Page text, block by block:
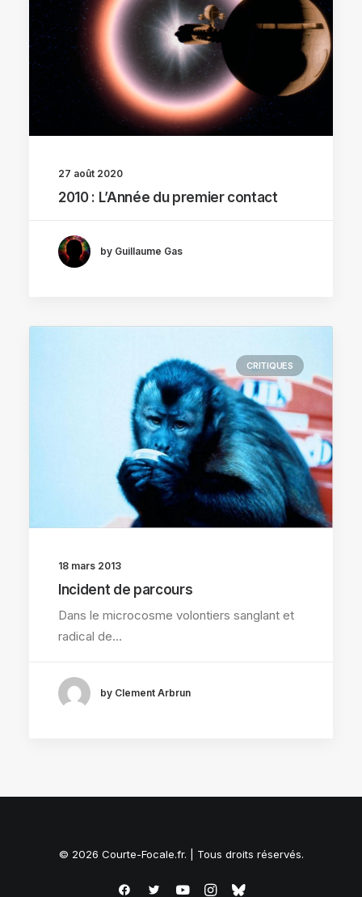
27 août 2020
2010 : L’Année du premier contact
by Guillaume Gas
CRITIQUES
18 mars 2013
Incident de parcours
Dans le microcosme volontiers sanglant et
radical de…
by Clement Arbrun
© 2026 Courte-Focale.fr. | Tous droits réservés.